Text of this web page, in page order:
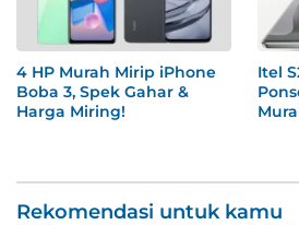
4 HP Murah Mirip iPhone
Boba 3, Spek Gahar &
Harga Miring!
Itel
Rekomendasi untuk kamu